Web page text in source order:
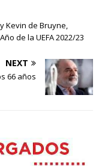
Kevin de Bruyne,
de la UEFA 2022/23
NEXT
66 años